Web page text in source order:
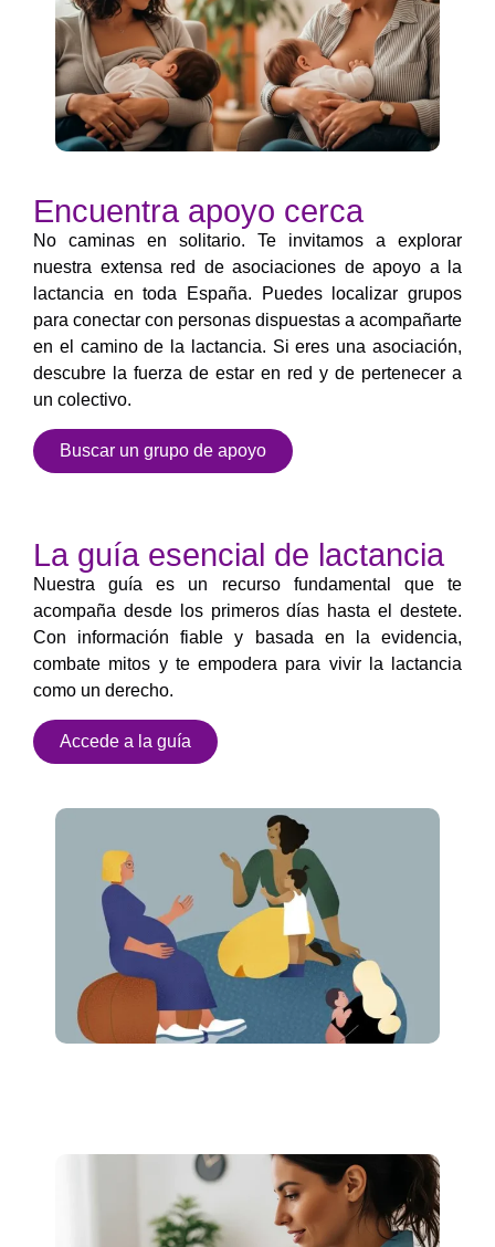
Encuentra apoyo cerca
No caminas en solitario. Te invitamos a explorar
nuestra extensa red de asociaciones de apoyo a la
lactancia en toda España. Puedes localizar grupos
para conectar con personas dispuestas a acompañarte
en el camino de la lactancia. Si eres una asociación,
descubre la fuerza de estar en red y de pertenecer a
un colectivo.
Buscar un grupo de apoyo
La guía esencial de lactancia
Nuestra guía es un recurso fundamental que te
acompaña desde los primeros días hasta el destete.
Con información fiable y basada en la evidencia,
combate mitos y te empodera para vivir la lactancia
como un derecho.
Accede a la guía